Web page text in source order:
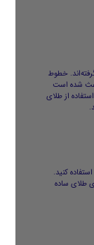
گرفته‌اند. خطوط
شده است
از طلای
کنید.
طلای ساده